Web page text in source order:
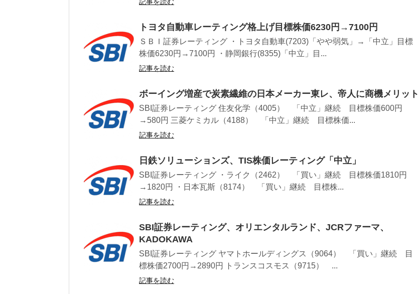
記事を読む
トヨタ自動車レーティング格上げ目標株価6230円→7100円
ＳＢＩ証券レーティング ・トヨタ自動車(7203)「やや弱気」→「中立」目標
株価6230円→7100円 ・静岡銀行(8355)「中立」目...
記事を読む
ボーイング増産で炭素繊維の日本メーカー東レ、帝人に商機メリット
SBI証券レーティング 住友化学（4005） 「中立」継続 目標株価600円
→580円 三菱ケミカル（4188） 「中立」継続 目標株価...
記事を読む
日鉄ソリューションズ、TIS株価レーティング「中立」
SBI証券レーティング ・ライク（2462） 「買い」継続 目標株価1810円
→1820円 ・日本瓦斯（8174） 「買い」継続 目標株...
記事を読む
SBI証券レーティング、オリエンタルランド、JCRファーマ、
KADOKAWA
SBI証券レーティング ヤマトホールディングス（9064） 「買い」継続 目
標株価2700円→2890円 トランスコスモス（9715） ...
記事を読む